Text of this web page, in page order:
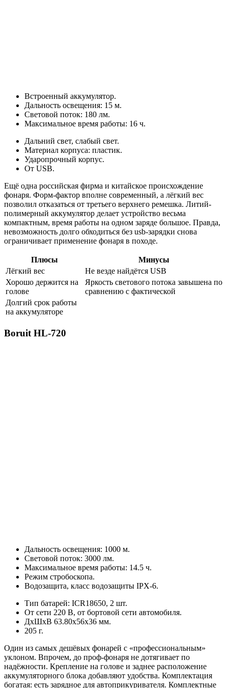
Встроенный аккумулятор.
Дальность освещения: 15 м.
Световой поток: 180 лм.
Максимальное время работы: 16 ч.
Дальний свет, слабый свет.
Материал корпуса: пластик.
Ударопрочный корпус.
От USB.
Ещё одна российская фирма и китайское происхождение
фонаря. Форм-фактор вполне современный, а лёгкий вес
позволил отказаться от третьего верхнего ремешка. Литий-
полимерный аккумулятор делает устройство весьма
компактным, время работы на одном заряде большое. Правда,
невозможность долго обходиться без usb-зарядки снова
ограничивает применение фонаря в походе.
Плюсы
Минусы
Лёгкий вес
Не везде найдётся USB
Хорошо держится на
голове
Яркость светового потока завышена по
сравнению с фактической
Долгий срок работы
на аккумуляторе
Boruit HL-720
Дальность освещения: 1000 м.
Световой поток: 3000 лм.
Максимальное время работы: 14.5 ч.
Режим стробоскопа.
Водозащита, класс водозащиты IPX-6.
Тип батарей: ICR18650, 2 шт.
От сети 220 В, от бортовой сети автомобиля.
ДхШхВ 63.80х56х36 мм.
205 г.
Один из самых дешёвых фонарей с «профессиональным»
уклоном. Впрочем, до проф-фонаря не дотягивает по
надёжности. Крепление на голове и заднее расположение
аккумуляторного блока добавляют удобства. Комплектация
богатая: есть зарядное для автоприкуривателя. Комплектные